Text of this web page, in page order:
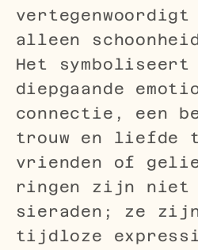
vertegenwoordigt
alleen
Het symboliseert
diepgaande
connectie, een
trouw en liefde
vrienden of
ringen zijn niet
sieraden; ze
tijdloze